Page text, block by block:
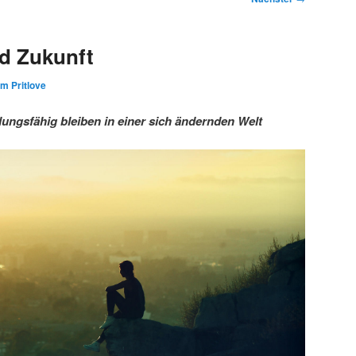
Zukunft
Pritlove
bleiben in einer sich ändernden Welt